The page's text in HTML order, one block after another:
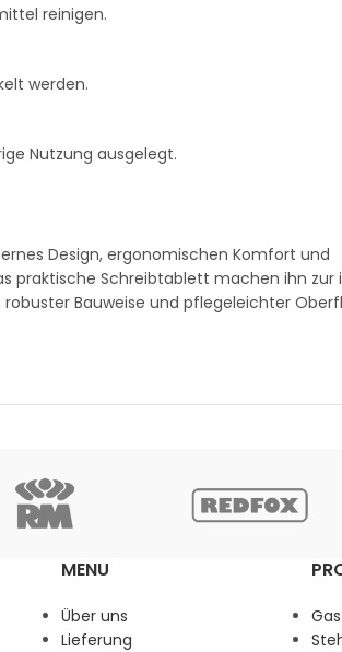
reinigen.
werden.
Nutzung ausgelegt.
Design, ergonomischen Komfort und
praktische Schreibtablett machen ihn zur
Bauweise und pflegeleichter
MENU
Über uns
Lieferung